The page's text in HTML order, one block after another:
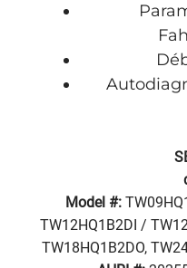
Model #:
TW12HQ1B2DI /
TW18HQ1B2DO,